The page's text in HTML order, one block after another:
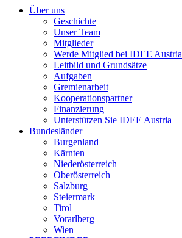
Über uns
Geschichte
Unser Team
Mitglieder
Werde Mitglied bei IDEE Austria
Leitbild und Grundsätze
Aufgaben
Gremienarbeit
Kooperationspartner
Finanzierung
Unterstützen Sie IDEE Austria
Bundesländer
Burgenland
Kärnten
Niederösterreich
Oberösterreich
Salzburg
Steiermark
Tirol
Vorarlberg
Wien